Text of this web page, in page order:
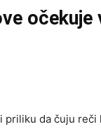
očekuje
priliku da čuju reči